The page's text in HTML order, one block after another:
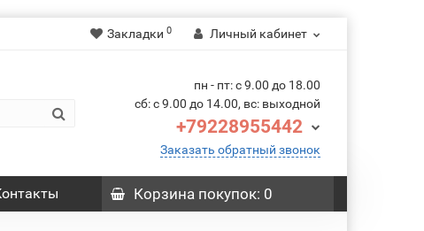
Закладки 0 Личный кабинет
пн - пт: с 9.00 до 18.00
сб: с 9.00 до 14.00, вс: выходной
+79228955442
Заказать обратный звонок
Корзинапокупок: 0